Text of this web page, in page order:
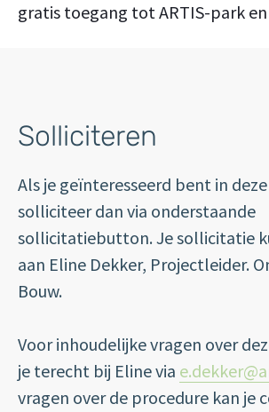
gratis toegang tot ARTIS-park en
Solliciteren
Als je geïnteresseerd bent in
solliciteer dan via onderstaande
sollicitatiebutton. Je sollicitatie
aan Eline Dekker, Projectleider.
Bouw.
Voor inhoudelijke vragen over
je terecht bij Eline via
vragen over de procedure kan je